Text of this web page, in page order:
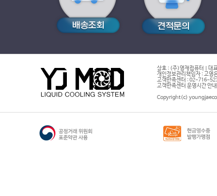
상호 : (주)영재컴퓨터 | 대
개인정보관리책임자 : 고영
고객만족센터 : 02-716-
고객만족센터 운영시간 안
Copyright(c)